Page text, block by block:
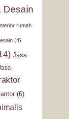
Desain
rumah
(4)
Jasa
(6)